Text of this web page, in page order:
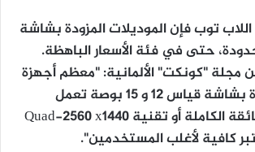
توب فإن الموديلات المزودة بشاشة
حتى في فئة الأسعار الباهظة.
من مجلة "كونكت" الألمانية: "معظم أجهزة
اللاب توب المزودة بشاشة قياس 12 و 15 بوصة تعمل
بتقنية الدقة الفائقة الكاملة أو تقنية Quad-2560 x1440
كافية لأغلب المستخدمين".